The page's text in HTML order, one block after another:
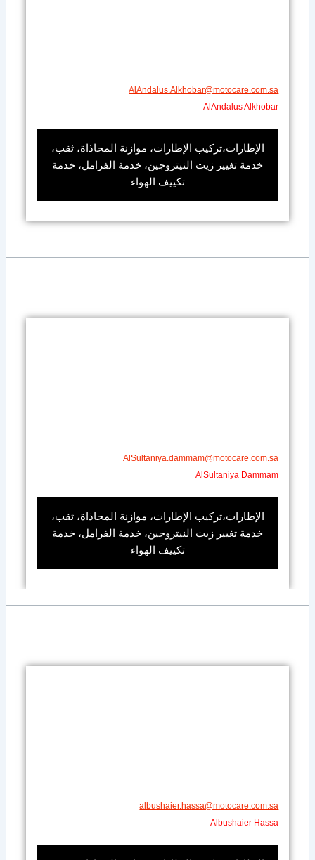
AlAndalus.Alkhobar@motocare.com.sa​
AlAndalus Alkhobar
الإطارات،تركيب الإطارات، موازنة المحاذاة، ثقب،
خدمة تغيير زيت النيتروجين، خدمة الفرامل، خدمة
تكييف الهواء
AlSultaniya.dammam@motocare.com.sa​
AlSultaniya Dammam
الإطارات،تركيب الإطارات، موازنة المحاذاة، ثقب،
خدمة تغيير زيت النيتروجين، خدمة الفرامل، خدمة
تكييف الهواء
​​albushaier.hassa@motocare.com.sa​
Albushaier Hassa